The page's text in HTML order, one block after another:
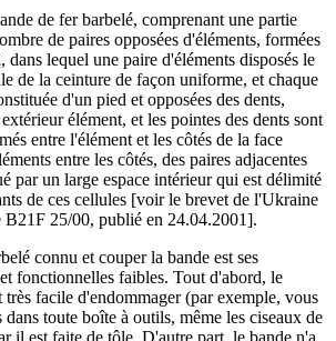
de fer barbelé, comprenant une partie
de paires opposées d'éléments, formées
dans lequel une paire d'éléments disposés le
de la ceinture de façon uniforme, et chaque
d'un pied et opposées des dents,
élément, et les pointes des dents sont
entre l'élément et les côtés de la face
entre les côtés, des paires adjacentes
par un large espace intérieur qui est délimité
de ces cellules [voir le brevet de l'Ukraine
25/00, publié en 24.04.2001].
connu et couper la bande est ses
fonctionnelles faibles. Tout d'abord, le
très facile d'endommager (par exemple, vous
toute boîte à outils, même les ciseaux de
il est faite de tôle. D'autre part, le bande n'a